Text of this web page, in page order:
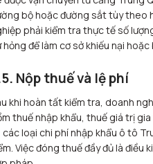
bộ hoặc đường sắt tùy theo
phải kiểm tra thực tế số
hỏng để làm cơ sở khiếu nại hoặc
Nộp thuế và lệ phí
khi hoàn tất kiểm tra, doanh
thuế nhập khẩu, thuế giá trị
các loại chi phí nhập khẩu ô tô
Việc đóng thuế đầy đủ là điều